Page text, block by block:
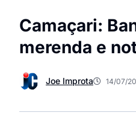
Camaçari:
merenda e
Joe Improta 14/07/